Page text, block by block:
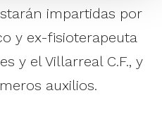
impartidas por
y ex-fisioterapeuta
y el Villarreal C.F., y
auxilios.